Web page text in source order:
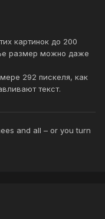
картинок до 200
размер можно даже
292 пискеля, как
текст.
and all – or you turn